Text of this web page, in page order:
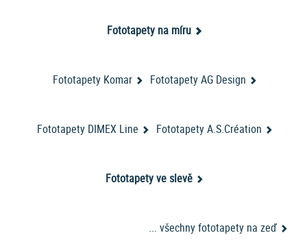
fototapety nás baví
Nebo ve stejném vzoru i fototapetu na kuchyňskou
Máme řešení, klikněte ZDE!
Fototapety na míru
Fototapety Komar Fototapety AG Design
Fototapety DIMEX Line Fototapety A.S.Création
Fototapety ve slevě
... všechny fototapety na zeď